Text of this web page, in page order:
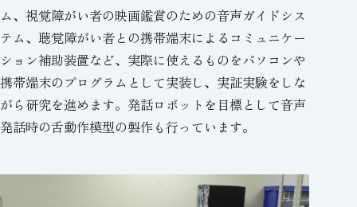
ム、視覚障がい者の映画鑑賞のための音声ガイドシス
テム、聴覚障がい者との携帯端末によるコミュニケー
ション補助装置など、実際に使えるものをパソコンや
携帯端末のプログラムとして実装し、実証実験をしな
がら研究を進めます。発話ロボットを目標として音声
発話時の舌動作模型の製作も行っています。